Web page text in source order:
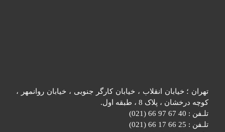
تهران ؛ خیابان انقلاب ، خیابان کارگر جنوبی ، خیابان روانمهر ،
کوچه درخشان ، پلاک 8 ، طبقه اول.
تلـفن : 40 67 97 66 (021)
تلـفن : 25 66 17 66 (021)